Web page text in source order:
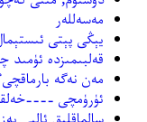
مەسەللەر
يېڭى پېتى
قەلبىمىزدە ئۈمىد
مەن نەگە
ئۈرۈمچى ----
سالماقلىق ئالىي